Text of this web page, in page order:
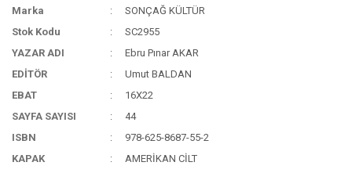
Marka
SONÇAĞ KÜLTÜR
Stok Kodu
SC2955
YAZAR ADI
Ebru Pınar AKAR
EDİTÖR
Umut BALDAN
EBAT
16X22
SAYFA SAYISI
44
ISBN
978-625-8687-55-2
KAPAK
AMERİKAN CİLT